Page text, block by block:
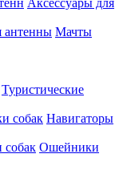
Аксессуары для
Мачты
Туристические
Навигаторы
Ошейники